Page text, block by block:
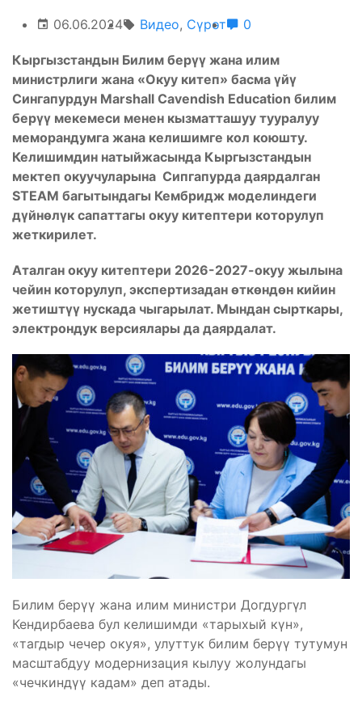
06.06.2024 Видео, Сүрөт 0
Кыргызстандын Билим берүү жана илим
министрлиги жана «Окуу китеп» басма үйү
Сингапурдун Marshall Cavendish Education билим
берүү мекемеси менен кызматташуу тууралуу
меморандумга жана келишимге кол коюшту.
Келишимдин натыйжасында Кыргызстандын
мектеп окуучуларына Сипгапурда даярдалган
STEAM багытындагы Кембридж моделиндеги
дүйнөлүк сапаттагы окуу китептери которулуп
жеткирилет.
Аталган окуу китептери 2026-2027-окуу жылына
чейин которулуп, экспертизадан өткөндөн кийин
жетиштүү нускада чыгарылат. Мындан сырткары,
электрондук версиялары да даярдалат.
Билим берүү жана илим министри Догдургүл
Кендирбаева бул келишимди «тарыхый күн»,
«тагдыр чечер окуя», улуттук билим берүү тутумун
масштабдуу модернизация кылуу жолундагы
«чечкиндүү кадам» деп атады.